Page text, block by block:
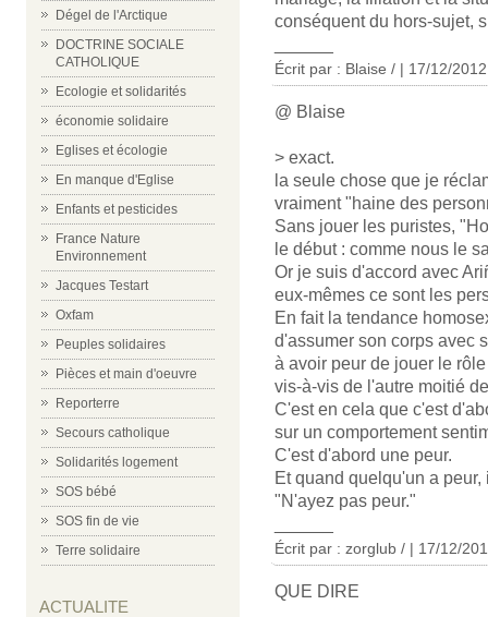
Dégel de l'Arctique
DOCTRINE SOCIALE
CATHOLIQUE
Ecologie et solidarités
économie solidaire
Eglises et écologie
En manque d'Eglise
Enfants et pesticides
France Nature
Environnement
Jacques Testart
Oxfam
Peuples solidaires
Pièces et main d'oeuvre
Reporterre
Secours catholique
Solidarités logement
SOS bébé
SOS fin de vie
Terre solidaire
ACTUALITE
conséquent du hors-sujet,
Écrit par : Blaise / | 17/12/2012
@ Blaise
> exact.
la seule chose que je
vraiment "haine des
Sans jouer les puristes,
le début : comme nous le
Or je suis d'accord avec
eux-mêmes ce sont les
En fait la tendance
d'assumer son corps avec
à avoir peur de jouer le
vis-à-vis de l'autre moitié
C'est en cela que c'est
sur un comportement
C'est d'abord une peur.
Et quand quelqu'un a peur,
"N'ayez pas peur."
Écrit par : zorglub / | 17/12/
QUE DIRE